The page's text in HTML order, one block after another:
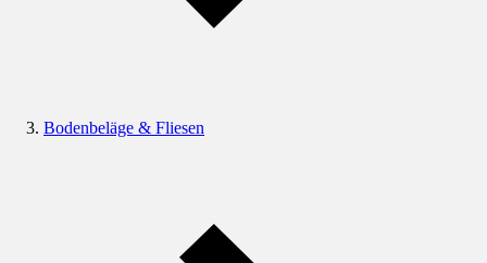
Bodenbeläge & Fliesen